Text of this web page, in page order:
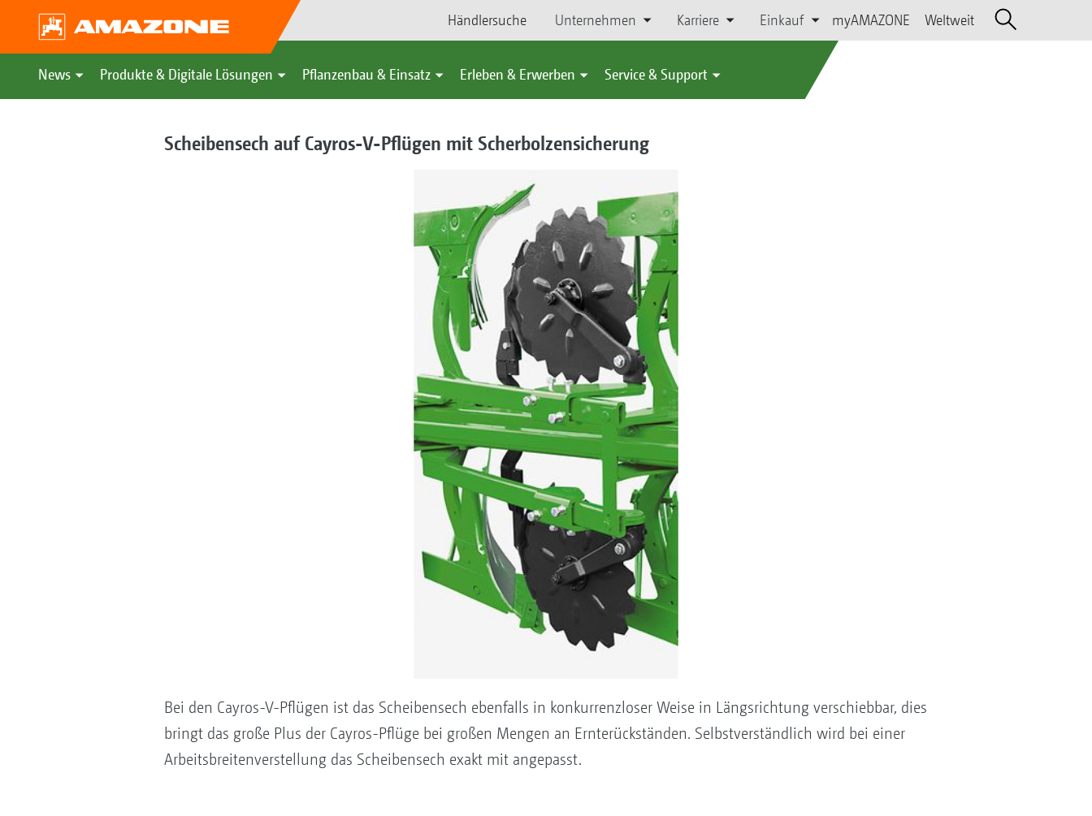
Händlersuche Unternehmen Karriere Einkauf myAMAZONE Weltweit
News Produkte & Digitale Lösungen Pflanzenbau & Einsatz Erleben & Erwerben Service & Support
Scheibensech auf Cayros-V-Pflügen mit Scherbolzensicherung
Bei den Cayros-V-Pflügen ist das Scheibensech ebenfalls in konkurrenzloser Weise in Längsrichtung verschiebbar, dies
bringt das große Plus der Cayros-Pflüge bei großen Mengen an Ernterückständen. Selbstverständlich wird bei einer
Arbeitsbreitenverstellung das Scheibensech exakt mit angepasst.